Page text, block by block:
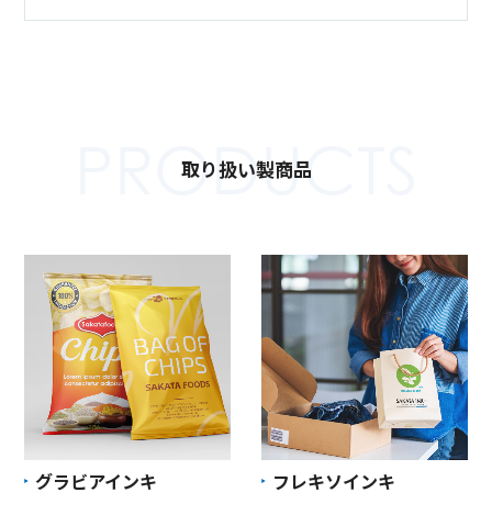
PRODUCTS
取り扱い製商品
グラビアインキ フレキソインキ